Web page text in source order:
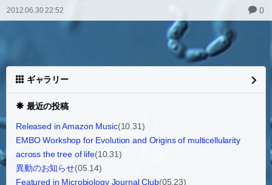
2012.06.30 22:52 0
ギャラリー
最近の投稿
Released in Amazon Music(10.31)
EMBO Workshop for Evolution and Origins of multicellularity
across the tree of life(10.31)
異動のお知らせ(05.14)
Featured in Microbiology Journal Club(05.23)